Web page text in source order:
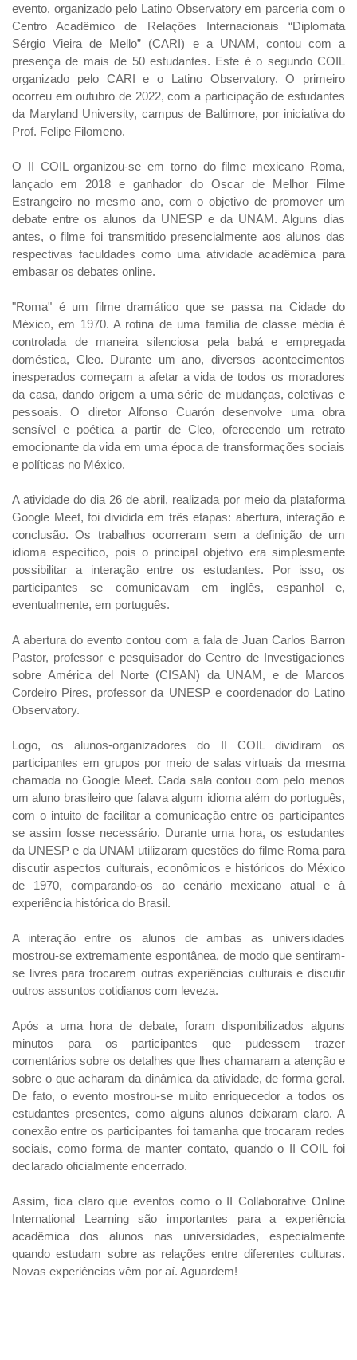
evento, organizado pelo Latino Observatory em parceria com o
Centro Acadêmico de Relações Internacionais “Diplomata
Sérgio Vieira de Mello” (CARI) e a UNAM, contou com a
presença de mais de 50 estudantes. Este é o segundo COIL
organizado pelo CARI e o Latino Observatory. O primeiro
ocorreu em outubro de 2022, com a participação de estudantes
da Maryland University, campus de Baltimore, por iniciativa do
Prof. Felipe Filomeno.
O II COIL organizou-se em torno do filme mexicano Roma,
lançado em 2018 e ganhador do Oscar de Melhor Filme
Estrangeiro no mesmo ano, com o objetivo de promover um
debate entre os alunos da UNESP e da UNAM. Alguns dias
antes, o filme foi transmitido presencialmente aos alunos das
respectivas faculdades como uma atividade acadêmica para
embasar os debates online.
"Roma" é um filme dramático que se passa na Cidade do
México, em 1970. A rotina de uma família de classe média é
controlada de maneira silenciosa pela babá e empregada
doméstica, Cleo. Durante um ano, diversos acontecimentos
inesperados começam a afetar a vida de todos os moradores
da casa, dando origem a uma série de mudanças, coletivas e
pessoais. O diretor Alfonso Cuarón desenvolve uma obra
sensível e poética a partir de Cleo, oferecendo um retrato
emocionante da vida em uma época de transformações sociais
e políticas no México.
A atividade do dia 26 de abril, realizada por meio da plataforma
Google Meet, foi dividida em três etapas: abertura, interação e
conclusão. Os trabalhos ocorreram sem a definição de um
idioma específico, pois o principal objetivo era simplesmente
possibilitar a interação entre os estudantes. Por isso, os
participantes se comunicavam em inglês, espanhol e,
eventualmente, em português.
A abertura do evento contou com a fala de Juan Carlos Barron
Pastor, professor e pesquisador do Centro de Investigaciones
sobre América del Norte (CISAN) da UNAM, e de Marcos
Cordeiro Pires, professor da UNESP e coordenador do Latino
Observatory.
Logo, os alunos-organizadores do II COIL dividiram os
participantes em grupos por meio de salas virtuais da mesma
chamada no Google Meet. Cada sala contou com pelo menos
um aluno brasileiro que falava algum idioma além do português,
com o intuito de facilitar a comunicação entre os participantes
se assim fosse necessário. Durante uma hora, os estudantes
da UNESP e da UNAM utilizaram questões do filme Roma para
discutir aspectos culturais, econômicos e históricos do México
de 1970, comparando-os ao cenário mexicano atual e à
experiência histórica do Brasil.
A interação entre os alunos de ambas as universidades
mostrou-se extremamente espontânea, de modo que sentiram-
se livres para trocarem outras experiências culturais e discutir
outros assuntos cotidianos com leveza.
Após a uma hora de debate, foram disponibilizados alguns
minutos para os participantes que pudessem trazer
comentários sobre os detalhes que lhes chamaram a atenção e
sobre o que acharam da dinâmica da atividade, de forma geral.
De fato, o evento mostrou-se muito enriquecedor a todos os
estudantes presentes, como alguns alunos deixaram claro. A
conexão entre os participantes foi tamanha que trocaram redes
sociais, como forma de manter contato, quando o II COIL foi
declarado oficialmente encerrado.
Assim, fica claro que eventos como o II Collaborative Online
International Learning são importantes para a experiência
acadêmica dos alunos nas universidades, especialmente
quando estudam sobre as relações entre diferentes culturas.
Novas experiências vêm por aí. Aguardem!